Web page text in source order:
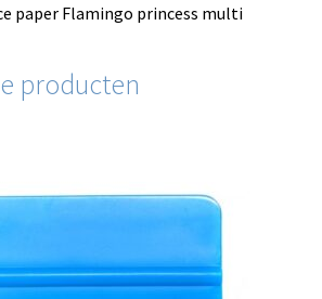
paper Flamingo princess multi
producten